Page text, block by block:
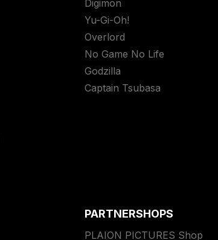
Digimon
Yu-Gi-Oh!
Overlord
No Game No Life
Godzilla
Captain Tsubasa
PARTNERSHOPS
PLAION PICTURES Shop